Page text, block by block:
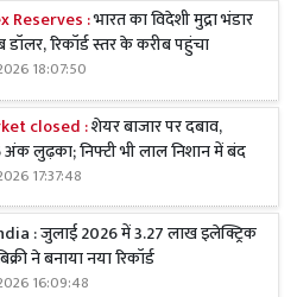
Reserves :भारत का विदेशी मुद्रा भंडार
रिकॉर्ड स्तर के करीब पहुंचा
18:07:50
closed :शेयर बाजार पर दबाव,
लुढ़का; निफ्टी भी लाल निशान में बंद
17:37:48
: जुलाई 2026 में 3.27 लाख इलेक्ट्रिक
ने बनाया नया रिकॉर्ड
16:09:48